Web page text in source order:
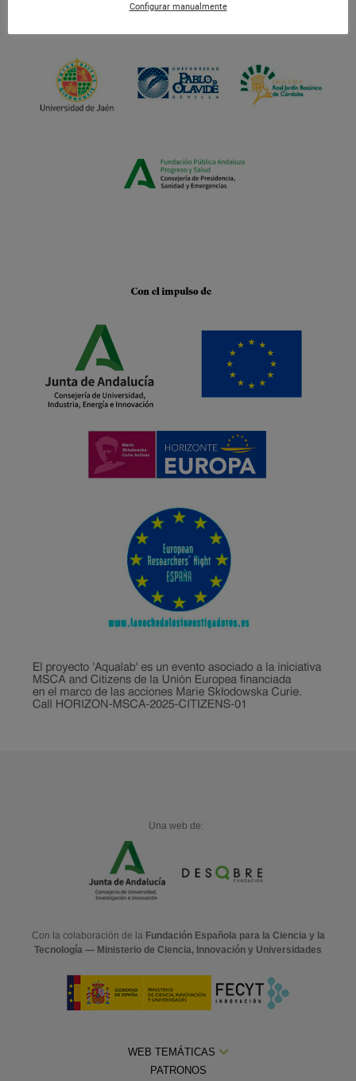
Una web de:
Con la colaboración de la Fundación Española para la Ciencia y la
Tecnología — Ministerio de Ciencia, Innovación y Universidades
WEB TEMÁTICAS
PATRONOS
Configurar manualmente